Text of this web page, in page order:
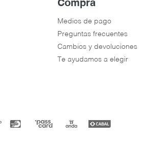
Compra
Medios de pago
Preguntas frecuentes
Cambios y devoluciones
Te ayudamos a elegir